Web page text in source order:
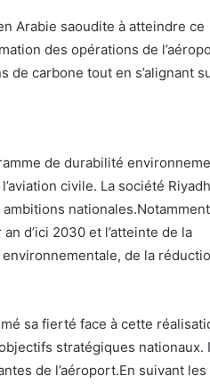
Arabie saoudite à atteindre ce
des opérations de
de carbone tout en s’alignant
de durabilité
civile. La société Riyadh
d’ici 2030 et l’atteinte de la
de la
sa fierté face à cette
stratégiques nationaux.
de l’aéroport.En suivant les